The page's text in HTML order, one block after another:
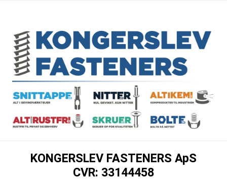
KONGERSLEV FASTENERS ApS
CVR: 33144458